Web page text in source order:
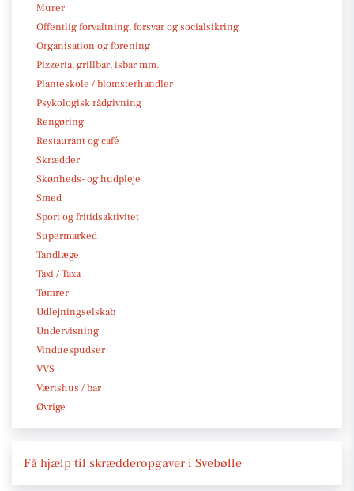
Murer
Offentlig forvaltning, forsvar og socialsikring
Organisation og forening
Pizzeria, grillbar, isbar mm.
Planteskole / blomsterhandler
Psykologisk rådgivning
Rengøring
Restaurant og café
Skrædder
Skønheds- og hudpleje
Smed
Sport og fritidsaktivitet
Supermarked
Tandlæge
Taxi / Taxa
Tømrer
Udlejningselskab
Undervisning
Vinduespudser
VVS
Værtshus / bar
Øvrige
Få hjælp til skrædderopgaver i Svebølle